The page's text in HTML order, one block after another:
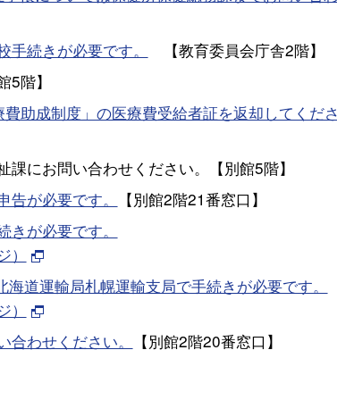
続きが必要です。
【教育委員会庁舎2階】
5階】
助成制度」の医療費受給者証を返却してくだ
課にお問い合わせください。【別館5階】
が必要です。
【別館2階21番窓口】
が必要です。
道運輸局札幌運輸支局で手続きが必要です。
わせください。
【別館2階20番窓口】